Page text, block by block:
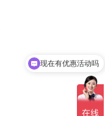
现在有优惠活动吗